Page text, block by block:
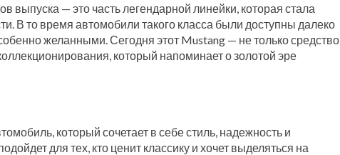
выпуска — это часть легендарной линейки, которая стала
В то время автомобили такого класса были доступны далеко
желанными. Сегодня этот Mustang — не только средство
который напоминает о золотой эре
который сочетает в себе стиль, надежность и
для тех, кто ценит классику и хочет выделяться на